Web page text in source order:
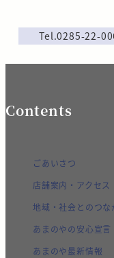
Tel.0285-22-
Contents
ごあいさつ
店舗案内・アクセス
地域・社会とのつな
あまのやの安心宣言
あまのや最新情報